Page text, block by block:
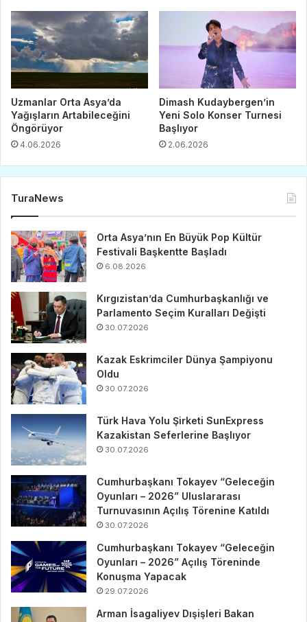
Uzmanlar Orta Asya’da
Yağışların Artabileceğini
Öngörüyor
4.06.2026
Dimash Kudaybergen’in
Yeni Solo Konser Turnesi
Başlıyor
2.06.2026
TuraNews
Orta Asya’nın En Büyük Pop Kültür
Festivali Başkentte Başladı
6.08.2026
Kırgızistan’da Cumhurbaşkanlığı ve
Parlamento Seçim Kuralları Değişti
30.07.2026
Kazak Eskrimciler Dünya Şampiyonu
Oldu
30.07.2026
Türk Hava Yolu Şirketi SunExpress
Kazakistan Seferlerine Başlıyor
30.07.2026
Cumhurbaşkanı Tokayev “Geleceğin
Oyunları – 2026” Uluslararası
Turnuvasının Açılış Törenine Katıldı
30.07.2026
Cumhurbaşkanı Tokayev “Geleceğin
Oyunları – 2026” Açılış Töreninde
Konuşma Yapacak
29.07.2026
Arman İsagaliyev Dışişleri Bakan